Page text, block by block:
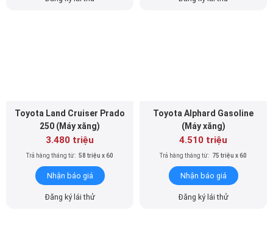
Toyota Land Cruiser Prado
250 (Máy xăng)
3.480 triệu
Trả hàng tháng từ: 58 triệu x 60
Nhận báo giá
Đăng ký lái thử
Toyota Alphard Gasoline
(Máy xăng)
4.510 triệu
Trả hàng tháng từ: 75 triệu x 60
Nhận báo giá
Đăng ký lái thử